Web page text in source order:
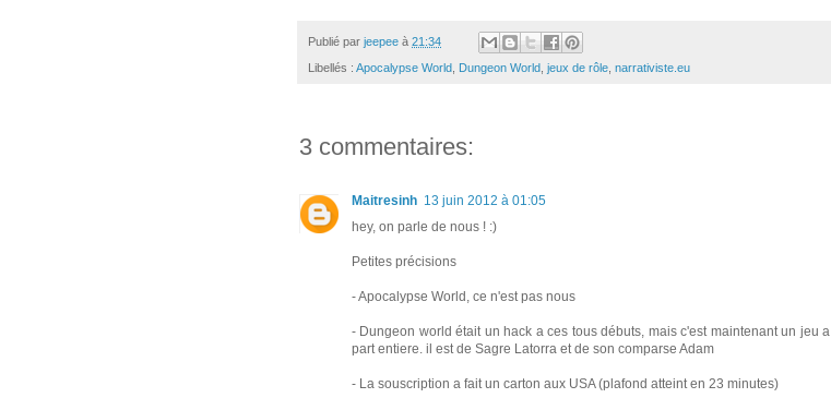
Publié par jeepee à 21:34
Libellés : Apocalypse World Dungeon World jeux de rôle narrativiste.eu
3 commentaires:
Maitresinh 13 juin 2012 à 01:05
hey, on parle de nous ! :)
Petites précisions
- Apocalypse World, ce n'est pas nous
- Dungeon world était un hack a ces tous débuts, mais c'est maintenant un jeu a
part entiere. il est de Sagre Latorra et de son comparse Adam
- La souscription a fait un carton aux USA (plafond atteint en 23 minutes)